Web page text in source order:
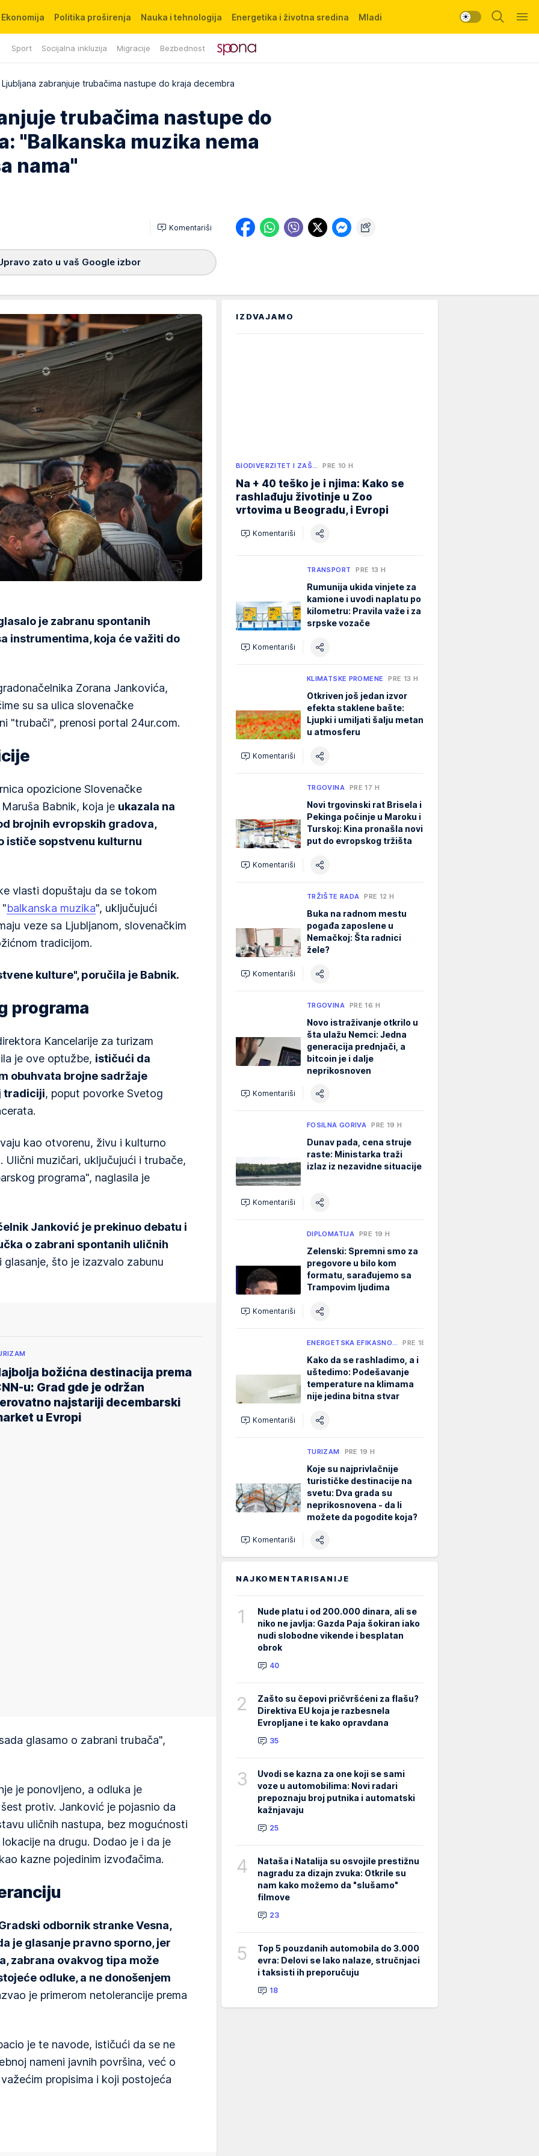
Sport Socijalna inkluzija Migracije Bezbednost
Ekonomija Politika proširenja Nauka i tehnologija Energetika i životna sredina Mladi
Ljubljana zabranjuje trubačima nastupe do kraja decembra
trubačima nastupe do
"Balkanska muzika nema
nama"
Komentariši
zato u vaš Google izbor
je zabranu spontanih
instrumentima, koja će važiti do
Zorana Jankovića,
su sa ulica slovenačke
"trubači", prenosi portal 24ur.com.
opozicione Slovenačke
Babnik, koja je ukazala na
brojnih evropskih gradova,
ističe sopstvenu kulturnu
vlasti dopuštaju da se tokom
"balkanska muzika", uključujući
veze sa Ljubljanom, slovenačkim
tradicijom.
kulture", poručila je Babnik.
programa
Kancelarije za turizam
je ove optužbe, ističući da
obuhvata brojne sadržaje
tradiciji, poput povorke Svetog
kao otvorenu, živu i kulturno
Ulični muzičari, uključujući i trubače,
programa", naglasila je
Janković je prekinuo debatu i
o zabrani spontanih uličnih
glasanje, što je izazvalo zabunu
božićna destinacija prema
u: Grad gde je održan
najstariji decembarski
u Evropi
glasamo o zabrani trubača",
je ponovljeno, a odluka je
protiv. Janković je pojasnio da
uličnih nastupa, bez mogućnosti
na drugu. Dodao je i da je
kazne pojedinim izvođačima.
odbornik stranke Vesna,
je glasanje pravno sporno, jer
zabrana ovakvog tipa može
odluke, a ne donošenjem
je primerom netolerancije prema
je te navode, ističući da se ne
nameni javnih površina, već o
propisima i koji postojeća
IZDVAJAMO
BIODIVERZITET I ZAŠ… PRE 10 H
Na + 40 teško je i njima: Kako se
rashlađuju životinje u Zoo
vrtovima u Beogradu, i Evropi
Komentariši
TRANSPORT PRE 13 H
Rumunija ukida vinjete za
kamione i uvodi naplatu po
kilometru: Pravila važe i za
srpske vozače
Komentariši
KLIMATSKE PROMENE PRE 13 H
Otkriven još jedan izvor
efekta staklene bašte:
Ljupki i umiljati šalju metan
u atmosferu
Komentariši
TRGOVINA PRE 17 H
Novi trgovinski rat Brisela i
Pekinga počinje u Maroku i
Turskoj: Kina pronašla novi
put do evropskog tržišta
Komentariši
TRŽIŠTE RADA PRE 12 H
Buka na radnom mestu
pogađa zaposlene u
Nemačkoj: Šta radnici
žele?
Komentariši
TRGOVINA PRE 16 H
Novo istraživanje otkrilo u
šta ulažu Nemci: Jedna
generacija prednjači, a
bitcoin je i dalje
neprikosnoven
Komentariši
FOSILNA GORIVA PRE 19 H
Dunav pada, cena struje
raste: Ministarka traži
izlaz iz nezavidne situacije
Komentariši
DIPLOMATIJA PRE 19 H
Zelenski: Spremni smo za
pregovore u bilo kom
formatu, sarađujemo sa
Trampovim ljudima
Komentariši
ENERGETSKA EFIKASNO… PRE 18 H
Kako da se rashladimo, a i
uštedimo: Podešavanje
temperature na klimama
nije jedina bitna stvar
Komentariši
TURIZAM PRE 19 H
Koje su najprivlačnije
turističke destinacije na
svetu: Dva grada su
neprikosnovena - da li
možete da pogodite koja?
Komentariši
NAJKOMENTARISANIJE
1
Nude platu i od 200.000 dinara, ali se
niko ne javlja: Gazda Paja šokiran iako
nudi slobodne vikende i besplatan
obrok
40
2
Zašto su čepovi pričvršćeni za flašu?
Direktiva EU koja je razbesnela
Evropljane i te kako opravdana
35
3
Uvodi se kazna za one koji se sami
voze u automobilima: Novi radari
prepoznaju broj putnika i automatski
kažnjavaju
25
4
Nataša i Natalija su osvojile prestižnu
nagradu za dizajn zvuka: Otkrile su
nam kako možemo da "slušamo"
filmove
23
5
Top 5 pouzdanih automobila do 3.000
evra: Delovi se lako nalaze, stručnjaci
i taksisti ih preporučuju
18